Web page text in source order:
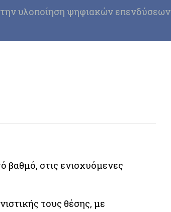
υλοποίηση ψηφιακών επενδύσεων
βαθμό, στις ενισχυόμενες
τους θέσης, με